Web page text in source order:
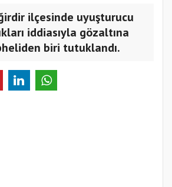
ilçesinde uyuşturucu
iddiasıyla gözaltına
biri tutuklandı.